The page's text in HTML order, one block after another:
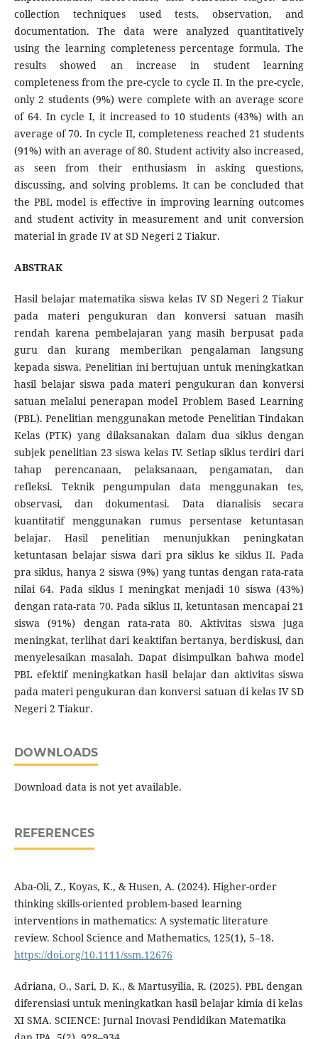
collection techniques used tests, observation, and
documentation. The data were analyzed quantitatively
using the learning completeness percentage formula. The
results showed an increase in student learning
completeness from the pre-cycle to cycle II. In the pre-cycle,
only 2 students (9%) were complete with an average score
of 64. In cycle I, it increased to 10 students (43%) with an
average of 70. In cycle II, completeness reached 21 students
(91%) with an average of 80. Student activity also increased,
as seen from their enthusiasm in asking questions,
discussing, and solving problems. It can be concluded that
the PBL model is effective in improving learning outcomes
and student activity in measurement and unit conversion
material in grade IV at SD Negeri 2 Tiakur.
ABSTRAK
Hasil belajar matematika siswa kelas IV SD Negeri 2 Tiakur
pada materi pengukuran dan konversi satuan masih
rendah karena pembelajaran yang masih berpusat pada
guru dan kurang memberikan pengalaman langsung
kepada siswa. Penelitian ini bertujuan untuk meningkatkan
hasil belajar siswa pada materi pengukuran dan konversi
satuan melalui penerapan model Problem Based Learning
(PBL). Penelitian menggunakan metode Penelitian Tindakan
Kelas (PTK) yang dilaksanakan dalam dua siklus dengan
subjek penelitian 23 siswa kelas IV. Setiap siklus terdiri dari
tahap perencanaan, pelaksanaan, pengamatan, dan
refleksi. Teknik pengumpulan data menggunakan tes,
observasi, dan dokumentasi. Data dianalisis secara
kuantitatif menggunakan rumus persentase ketuntasan
belajar. Hasil penelitian menunjukkan peningkatan
ketuntasan belajar siswa dari pra siklus ke siklus II. Pada
pra siklus, hanya 2 siswa (9%) yang tuntas dengan rata-rata
nilai 64. Pada siklus I meningkat menjadi 10 siswa (43%)
dengan rata-rata 70. Pada siklus II, ketuntasan mencapai 21
siswa (91%) dengan rata-rata 80. Aktivitas siswa juga
meningkat, terlihat dari keaktifan bertanya, berdiskusi, dan
menyelesaikan masalah. Dapat disimpulkan bahwa model
PBL efektif meningkatkan hasil belajar dan aktivitas siswa
pada materi pengukuran dan konversi satuan di kelas IV SD
Negeri 2 Tiakur.
DOWNLOADS
Download data is not yet available.
REFERENCES
Aba-Oli, Z., Koyas, K., & Husen, A. (2024). Higher-order
thinking skills-oriented problem-based learning
interventions in mathematics: A systematic literature
review. School Science and Mathematics, 125(1), 5–18.
https://doi.org/10.1111/ssm.12676
Adriana, O., Sari, D. K., & Martusyilia, R. (2025). PBL dengan
diferensiasi untuk meningkatkan hasil belajar kimia di kelas
XI SMA. SCIENCE: Jurnal Inovasi Pendidikan Matematika